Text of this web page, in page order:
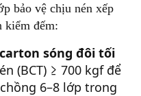
bảo vệ chịu nén xếp
kiểm đếm:
carton sóng đôi tối
(BCT) ≥ 700 kgf để
6–8 lớp trong